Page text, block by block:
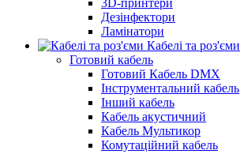
3D-принтери
Дезінфектори
Ламінатори
Кабелі та роз'єми
Готовий кабель
Готовий Кабель DMX
Інструментальний кабель
Інший кабель
Кабель акустичний
Кабель Мультикор
Комутаційний кабель